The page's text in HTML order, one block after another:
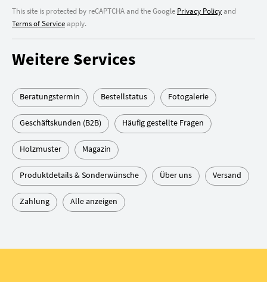
This site is protected by reCAPTCHA and the Google Privacy Policyand
Terms of Serviceapply.
Weitere Services
Beratungstermin Bestellstatus Fotogalerie
Geschäftskunden (B2B) Häufig gestellte Fragen
Holzmuster Magazin
Produktdetails & Sonderwünsche Über uns Versand
Zahlung Alle anzeigen